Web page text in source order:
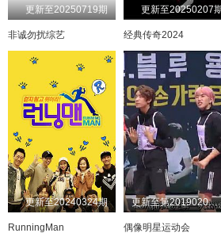
更新至20250719期
非诚勿扰综艺
更新至20250207
经典传奇2024
更新至20240324期
RunningMan
更新至第20190206下期完结
偶像明星运动会